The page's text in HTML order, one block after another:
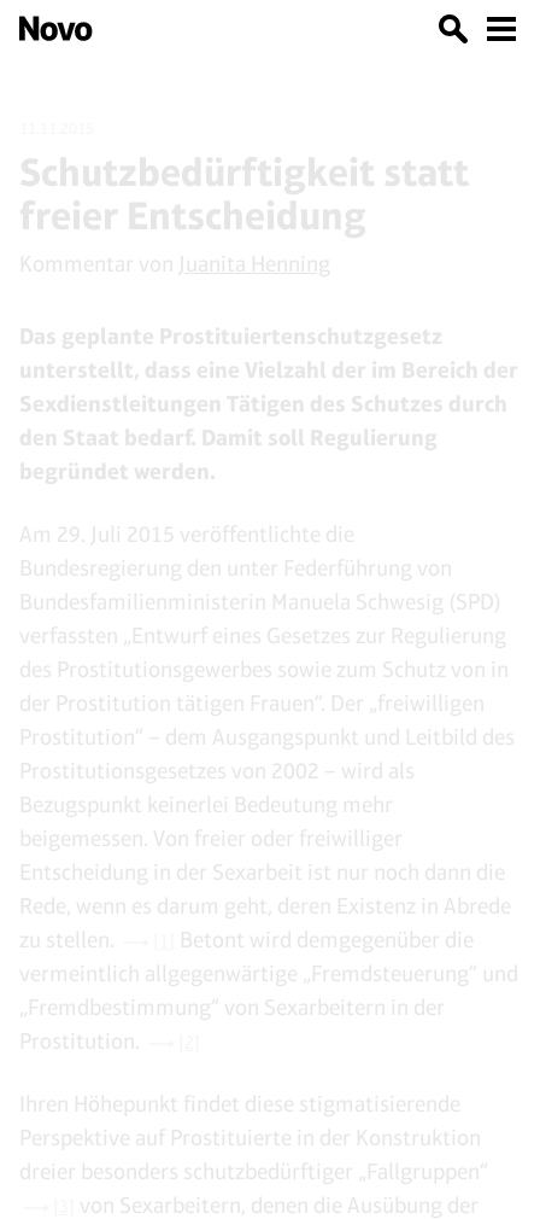
Schutzbedürftigkeit statt
freier Entscheidung
Kommentar von Juanita Henning
Das geplante Prostituiertenschutzgesetz
unterstellt, dass eine Vielzahl der im Bereich der
Sexdienstleitungen Tätigen des Schutzes durch
den Staat bedarf. Damit soll Regulierung
begründet werden.
Am 29. Juli 2015 veröffentlichte die
Bundesregierung den unter Federführung von
Bundesfamilienministerin Manuela Schwesig (SPD)
verfassten „Entwurf eines Gesetzes zur Regulierung
des Prostitutionsgewerbes sowie zum Schutz von in
der Prostitution tätigen Frauen“. Der „freiwilligen
Prostitution“ – dem Ausgangspunkt und Leitbild des
Prostitutionsgesetzes von 2002 – wird als
Bezugspunkt keinerlei Bedeutung mehr
beigemessen. Von freier oder freiwilliger
Entscheidung in der Sexarbeit ist nur noch dann die
Rede, wenn es darum geht, deren Existenz in Abrede
zu stellen.
Betont wird demgegenüber die
vermeintlich allgegenwärtige „Fremdsteuerung“ und
„Fremdbestimmung“ von Sexarbeitern in der
Prostitution.
Ihren Höhepunkt findet diese stigmatisierende
Perspektive auf Prostituierte in der Konstruktion
dreier besonders schutzbedürftiger „Fallgruppen“
von Sexarbeitern, denen die Ausübung der